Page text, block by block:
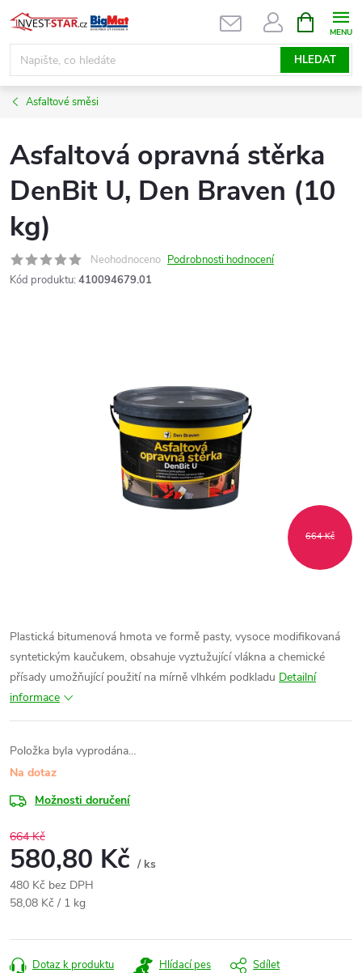
Přejít
na
obsah
HLEDAT
NÁKUPNÍ
KOŠÍK
Asfaltové směsi
Asfaltová opravná stěrka
DenBit U, Den Braven (10
kg)
Neohodnoceno Podrobnosti hodnocení
Kód produktu: 410094679.01
664 Kč
Plastická bitumenová hmota ve formě pasty, vysoce modifikovaná
syntetickým kaučukem, obsahuje vyztužující vlákna a chemické
přísady umožňující použití na mírně vlhkém podkladu Detailní
informace
Položka byla vyprodána…
Na dotaz
Možnosti doručení
664 Kč
580,80 Kč / ks
480 Kč bez DPH
Měrná
58,08 Kč / 1 kg
Dotaz k produktu Hlídací pes Sdílet